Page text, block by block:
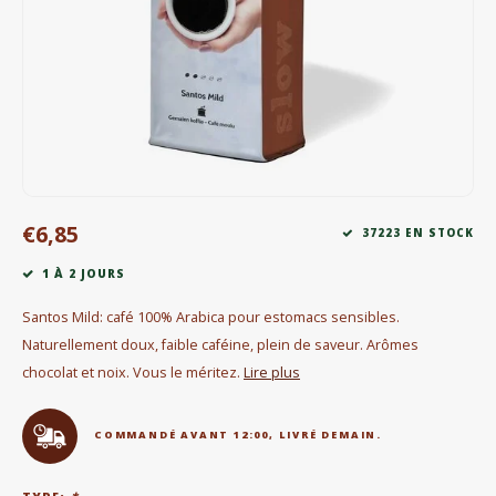
Bouilloires électriques
Gin
Petit déjeuner
Outdoor accessoires
€6,85 37223 EN STOCK
1 À 2 JOURS
Santos Mild: café 100% Arabica pour estomacs sensibles.
Naturellement doux, faible caféine, plein de saveur. Arômes
chocolat et noix. Vous le méritez. Lire plus
COMMANDÉ AVANT 12:00, LIVRÉ DEMAIN.